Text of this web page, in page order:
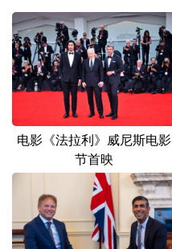
广东 广西
四川 贵州
陕西 甘肃
多语种频道
English Español
Русский язык
电影《法拉利》威尼斯电影
节首映